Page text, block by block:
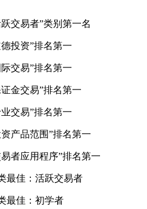
跃交易者”类别第一名
德投资”排名第一
际交易”排名第一
证金交易”排名第一
业交易”排名第一
资产品范围”排名第一
易者应用程序”排名第一
最佳：活跃交易者
最佳：初学者